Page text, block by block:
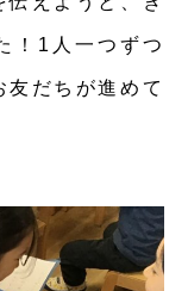
！1人一つずつ
だちが進めて